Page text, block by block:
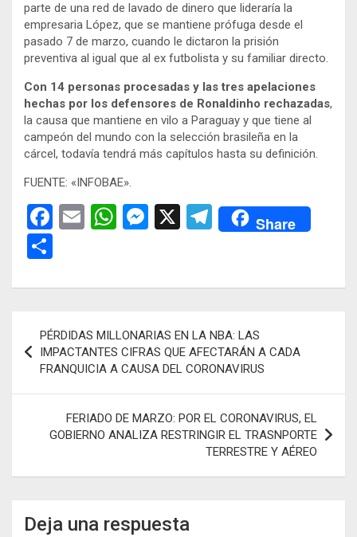
parte de una red de lavado de dinero que lideraría la
empresaria López, que se mantiene prófuga desde el
pasado 7 de marzo, cuando le dictaron la prisión
preventiva al igual que al ex futbolista y su familiar directo.
Con 14 personas procesadas y las tres apelaciones
hechas por los defensores de Ronaldinho rechazadas,
la causa que mantiene en vilo a Paraguay y que tiene al
campeón del mundo con la selección brasileña en la
cárcel, todavía tendrá más capítulos hasta su definición.
FUENTE: «INFOBAE».
F
b
o
k
E
W
s
p
p
M
n
er
X
T
gr
m
Share
m
p
ar
tir
Navegación
de
entradas
PÉRDIDAS MILLONARIAS EN LA NBA: LAS
IMPACTANTES CIFRAS QUE AFECTARÁN A CADA
FRANQUICIA A CAUSA DEL CORONAVIRUS
FERIADO DE MARZO: POR EL CORONAVIRUS, EL
GOBIERNO ANALIZA RESTRINGIR EL TRASNPORTE
TERRESTRE Y AÉREO
Deja una respuesta